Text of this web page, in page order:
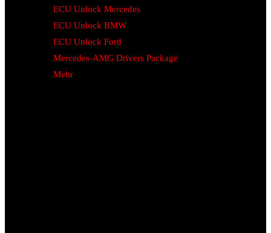
ECU Unlock Mercedes
ECU Unlock BMW
ECU Unlock Ford
Mercedes-AMG Drivers Package
Mehr